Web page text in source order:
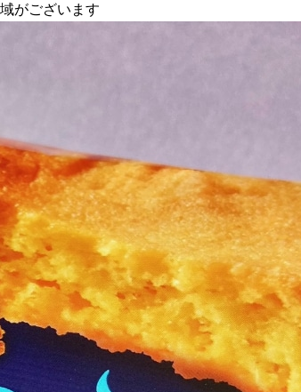
がございます